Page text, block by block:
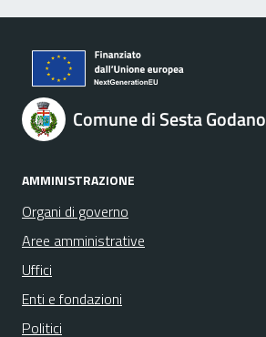
Comune di Sesta Godano
AMMINISTRAZIONE
Organi di governo
Aree amministrative
Uffici
Enti e fondazioni
Politici